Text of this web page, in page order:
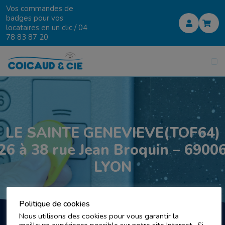
Vos commandes de
badges pour vos
locataires en un clic /04
78 83 87 20
LE SAINTE GENEVIEVE(TOF64)
à 38 rue Jean Broquin –
LYON
Politique de cookies
Nous utilisons des cookies pour vous garantir la